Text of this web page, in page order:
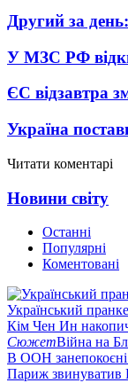
Другий за
У МЗС РФ
ЄС відзавтра
Україна
Читати коментарі
Новини світу
Останні
Популярні
Коментовані
Український
Кім Чен Ин
СюжетВійна на
В ООН
Париж звинуватив